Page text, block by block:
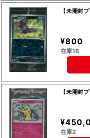
【未開封
¥800
在庫16
【未開封
在庫2